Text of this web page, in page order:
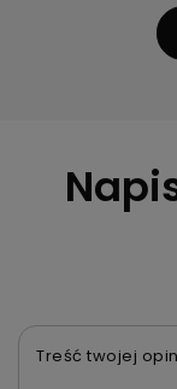
Treść twojej